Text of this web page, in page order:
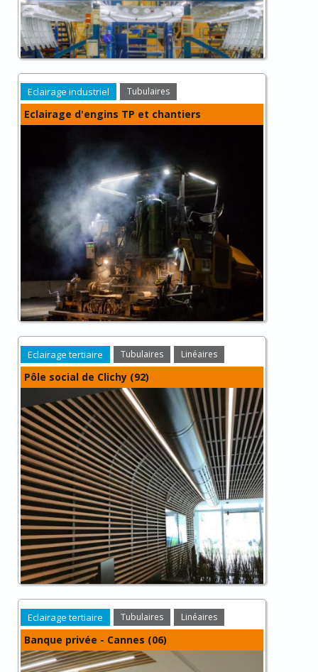
Eclairage industriel Tubulaires
Eclairage d'engins TP et chantiers
Eclairage tertiaire Tubulaires Linéaires
Pôle social de Clichy (92)
Eclairage tertiaire Tubulaires Linéaires
Banque privée - Cannes (06)